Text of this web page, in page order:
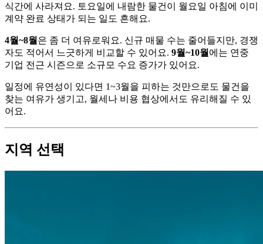
식간에 사라져요. 토요일에 내람한 물건이 월요일 아침에 이미
계약 완료 상태가 되는 일도 흔해요.
4월~8월 은 좀 더 여유로워요. 신규 매물 수는 줄어들지만, 경쟁
자도 적어서 느긋하게 비교할 수 있어요. 9월~10월 에는 연중
기업 전근 시즌으로 소규모 수요 증가가 있어요.
일정에 유연성이 있다면 1~3월을 피하는 것만으로도 물건을
찾는 여유가 생기고, 월세나 비용 협상에서도 유리해질 수 있
어요.
지역 선택